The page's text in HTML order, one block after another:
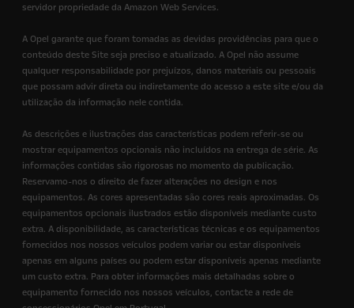
servidor propriedade da Amazon Web Services.
A Opel garante que foram tomadas as devidas providências para que o
conteúdo deste Site seja preciso e atualizado. A Opel não assume
qualquer responsabilidade por prejuízos, danos materiais ou pessoais
que possam advir direta ou indiretamente do acesso a este site e/ou da
utilização da informação nele contida.
As descrições e ilustrações das características podem referir-se ou
mostrar equipamentos opcionais não incluídos na entrega de série. As
informações contidas são rigorosas no momento da publicação.
Reservamo-nos o direito de fazer alterações no design e nos
equipamentos. As cores apresentadas são cores reais aproximadas. Os
equipamentos opcionais ilustrados estão disponíveis mediante custo
extra. A disponibilidade, as características técnicas e os equipamentos
fornecidos nos nossos veículos podem variar ou estar disponíveis
apenas em alguns países ou podem estar disponíveis apenas mediante
um custo extra. Para obter informações mais detalhadas sobre o
equipamento fornecido nos nossos veículos, contacte a rede de